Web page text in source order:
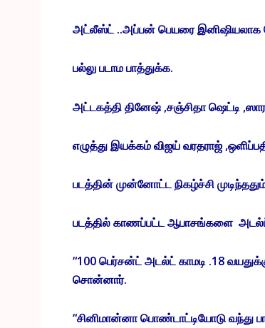
அட்லீஸ்ட் ..அப்பன் பெயரை இனிஷியலாக
பல்லு படாம பாத்துக்க.
அட்டகத்தி தினேஷ் ,சஞ்சிதா ஷெட்டி
எழுத்து இயக்கம் விஜய் வரதராஜ்
படத்தின் முன்னோட்ட நிகழ்ச்சி
படத்தில் காணப்பட்ட ஆபாசங்களை
“100 பெர்சன்ட் அடல்ட் காமடி .18
சொன்னார்.
“சினிமான்னா பொண்டாட்டியோடு வந்து